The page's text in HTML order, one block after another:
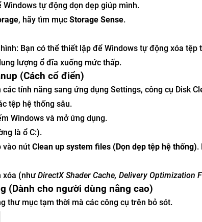
tự động dọn dẹp giúp mình.
, hãy tìm mục Storage Sense.
Bạn có thể thiết lập để Windows tự động xóa tệp
lượng ổ đĩa xuống mức thấp.
(Cách cổ điển)
tính năng sang ứng dụng Settings, công cụ Disk
tệp hệ thống sâu.
Windows và mở ứng dụng.
là ổ C:).
vào nút Clean up system files (Dọn dẹp tệp hệ thống).
xóa (nhưDirectX Shader Cache, Delivery Optimization
(Dành cho người dùng nâng cao)
thư mục tạm thời mà các công cụ trên bỏ sót.